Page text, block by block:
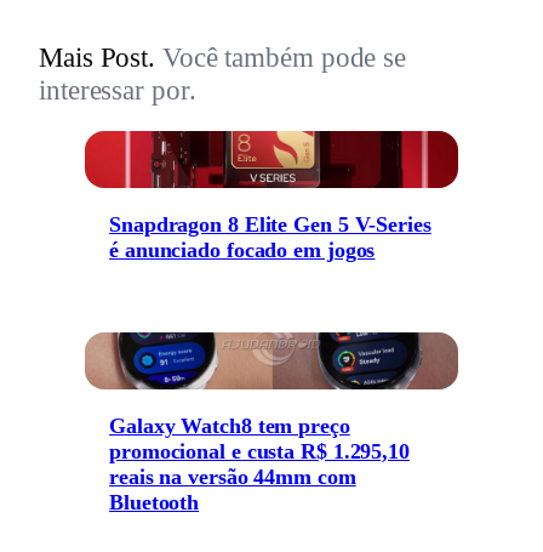
Mais Post. Você também pode se
interessar por.
Snapdragon 8 Elite Gen 5 V-Series
é anunciado focado em jogos
Galaxy Watch8 tem preço
promocional e custa R$ 1.295,10
reais na versão 44mm com
Bluetooth